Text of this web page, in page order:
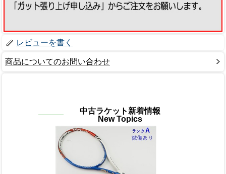
レビューを書く
商品についてのお問い合わせ
中古ラケット新着情報
New Topics